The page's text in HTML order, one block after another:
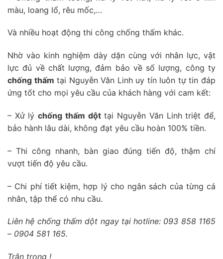
màu, loang lổ, rêu mốc,…
Và nhiều hoạt động thi công chống thấm khác.
Nhờ vào kinh nghiệm dày dặn cùng với nhân lực, vật
lực đủ về chất lượng, đảm bảo về số lượng, công ty
chống thấm tại Nguyễn Văn Linh uy tín luôn tự tin đáp
ứng tốt cho mọi yêu cầu của khách hàng với cam kết:
– Xử lýchống thấm dộttại Nguyễn Văn Linh triệt để,
bảo hành lâu dài, không đạt yêu cầu hoàn 100% tiền.
– Thi công nhanh, bàn giao đúng tiến độ, thậm chí
vượt tiến độ yêu cầu.
– Chi phí tiết kiệm, hợp lý cho ngân sách của từng cá
nhân, tập thể có nhu cầu.
Liên hệ chống thấm dột ngay tại hotline: 093 858 1165
– 0904 581 165.
Trân trọng !